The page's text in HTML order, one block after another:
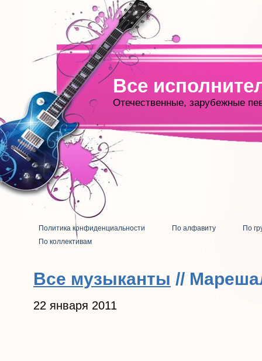
Все
Отечественные, зарубежные
Политика конфиденциальности По алфавиту
По
По коллективам
Все музыканты //
22 января 2011